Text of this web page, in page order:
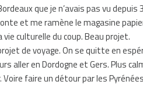
que je n’avais pas vu depuis
et me ramène le magasine
culturelle du coup. Beau projet.
de voyage. On se quitte en
aller en Dordogne et Gers. Plus
faire un détour par les